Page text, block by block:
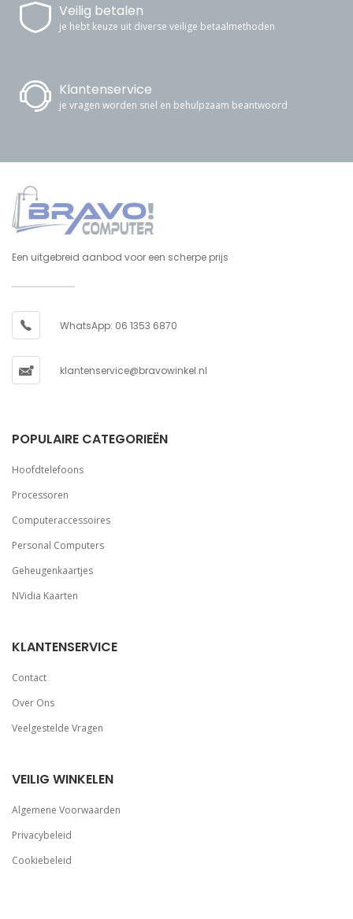
Veilig betalen
je hebt keuze uit diverse veilige betaalmethoden
Klantenservice
je vragen worden snel en behulpzaam beantwoord
Een uitgebreid aanbod voor een scherpe prijs
WhatsApp: 06 1353 6870
klantenservice@bravowinkel.nl
POPULAIRE CATEGORIEËN
Hoofdtelefoons
Processoren
Computeraccessoires
Personal Computers
Geheugenkaartjes
NVidia Kaarten
KLANTENSERVICE
Contact
Over Ons
Veelgestelde Vragen
VEILIG WINKELEN
Algemene Voorwaarden
Privacybeleid
Cookiebeleid